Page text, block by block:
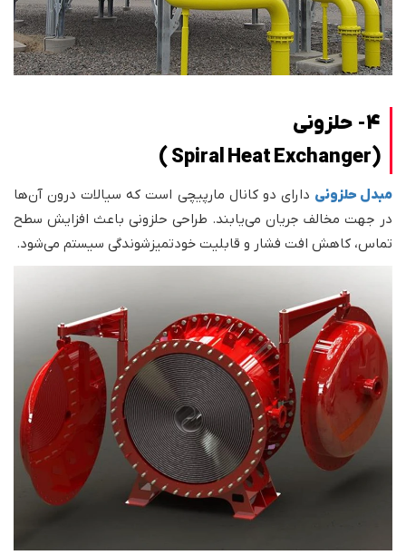
4- حلزونی
(Spiral Heat Exchanger )
مبدل حلزونی دارای دو کانال مارپیچی است که سیالات درون آن‌ها
در جهت مخالف جریان می‌یابند. طراحی حلزونی باعث افزایش سطح
تماس، کاهش افت فشار و قابلیت خودتمیزشوندگی سیستم می‌شود.